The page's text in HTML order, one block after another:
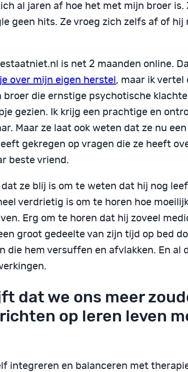
al jaren af hoe het met mijn broer is.
geen hits. Ze vroeg zich zelfs af of hij
is net 2 maanden online.
over mijn eigen herstel , maar ik vertel
broer die ernstige psychotische
gezien. Ik krijg een prachtige en
Maar ze laat ook weten dat ze nu
gekregen op vragen die ze heeft
beste vriend.
ze blij is om te weten dat hij nog
verdrietig is om te horen hoe
Erg om te horen dat hij zoveel
groot gedeelte van zijn tijd op bed
die hem versuffen en afvlakken. En al
dat we ons meer
op leren leven
integreren en balanceren met